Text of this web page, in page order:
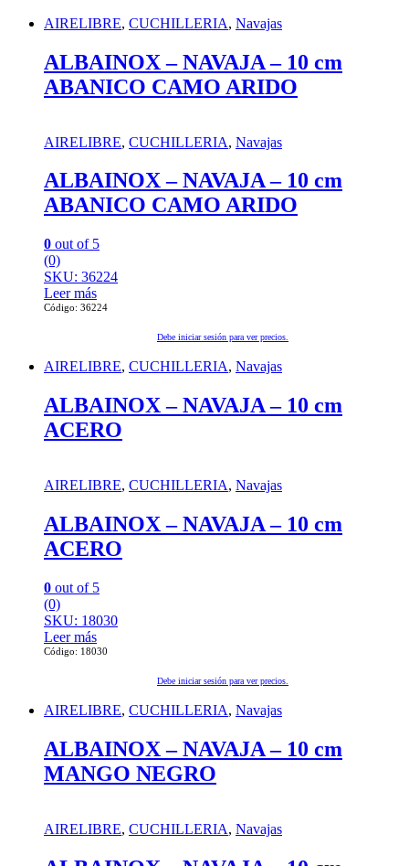
AIRELIBRE, CUCHILLERIA, Navajas
ALBAINOX – NAVAJA – 10 cm
ABANICO CAMO ARIDO
AIRELIBRE, CUCHILLERIA, Navajas
ALBAINOX – NAVAJA – 10 cm
ABANICO CAMO ARIDO
0 out of 5
(0)
SKU: 36224
Leer más
Código: 36224
Debe iniciar sesión para ver precios.
AIRELIBRE, CUCHILLERIA, Navajas
ALBAINOX – NAVAJA – 10 cm
ACERO
AIRELIBRE, CUCHILLERIA, Navajas
ALBAINOX – NAVAJA – 10 cm
ACERO
0 out of 5
(0)
SKU: 18030
Leer más
Código: 18030
Debe iniciar sesión para ver precios.
AIRELIBRE, CUCHILLERIA, Navajas
ALBAINOX – NAVAJA – 10 cm
MANGO NEGRO
AIRELIBRE, CUCHILLERIA, Navajas